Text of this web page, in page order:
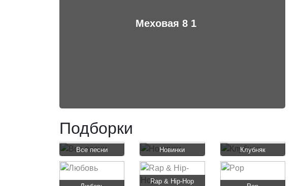
Меховая 8 1
Подборки
Все песни Новинки Клубняк
Rap & Hip-Hop